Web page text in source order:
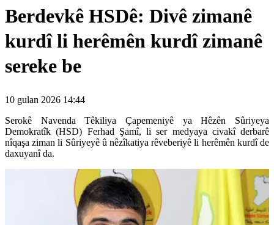
Berdevkê HSDê: Divê zimanê
kurdî li herêmên kurdî zimanê
sereke be
10 gulan 2026 14:44
Serokê Navenda Têkiliya Çapemeniyê ya Hêzên Sûriyeya
Demokratîk (HSD) Ferhad Şamî, li ser medyaya civakî derbarê
nîqaşa ziman li Sûriyeyê û nêzîkatiya rêveberiyê li herêmên kurdî de
daxuyanî da.